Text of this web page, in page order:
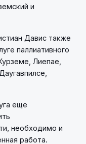
и
Давис также
паллиативного
Лиепае,
еще
необходимо и
работа.